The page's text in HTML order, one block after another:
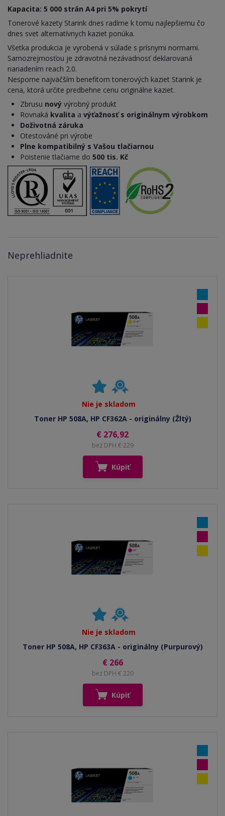
Kapacita: 5 000 strán A4 pri 5% pokrytí
Tonerové kazety Starink dnes radíme k tomu najlepšiemu čo
dnes svet alternatívnych kaziet ponúka.
Všetka produkcia je vyrobená v súlade s prísnymi normami.
Samozrejmosťou je zdravotná nezávadnosť deklarovaná
nariadením reach 2.0.
Nesporne najväčším benefitom tonerových kaziet Starink je
cena, ktorá určite predbehne cenu originálne kaziet.
Zbrusu nový výrobný produkt
Rovnaká kvalita a výťažnosť s originálnym výrobkom
Doživotná záruka
Otestováné pri výrobe
Plne kompatibilný s Vašou tlačiarnou
Poistenie tlačiarne do 500 tis. Kč
Neprehliadnite
Nie je skladom
Toner HP 508A, HP CF362A - originálny (Žltý)
€ 276,92
bez DPH € 229
Kúpiť
Nie je skladom
Toner HP 508A, HP CF363A - originálny (Purpurový)
€ 266
bez DPH € 220
Kúpiť